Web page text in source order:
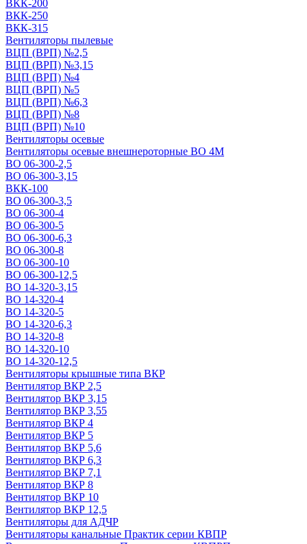
ВКК-200
ВКК-250
ВКК-315
Вентиляторы пылевые
ВЦП (ВРП) №2,5
ВЦП (ВРП) №3,15
ВЦП (ВРП) №4
ВЦП (ВРП) №5
ВЦП (ВРП) №6,3
ВЦП (ВРП) №8
ВЦП (ВРП) №10
Вентиляторы осевые
Вентиляторы осевые внешнероторные ВО 4М
ВО 06-300-2,5
ВО 06-300-3,15
ВКК-100
ВО 06-300-3,5
ВО 06-300-4
ВО 06-300-5
ВО 06-300-6,3
ВО 06-300-8
ВО 06-300-10
ВО 06-300-12,5
ВО 14-320-3,15
ВО 14-320-4
ВО 14-320-5
ВО 14-320-6,3
ВО 14-320-8
ВО 14-320-10
ВО 14-320-12,5
Вентиляторы крышные типа ВКР
Вентилятор ВКР 2,5
Вентилятор ВКР 3,15
Вентилятор ВКР 3,55
Вентилятор ВКР 4
Вентилятор ВКР 5
Вентилятор ВКР 5,6
Вентилятор ВКР 6,3
Вентилятор ВКР 7,1
Вентилятор ВКР 8
Вентилятор ВКР 10
Вентилятор ВКР 12,5
Вентиляторы для АДЧР
Вентиляторы канальные Практик серии КВПР